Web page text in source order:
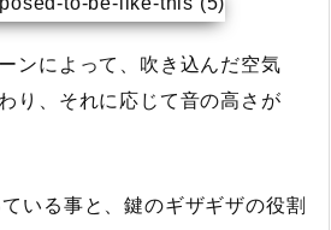
ンによって、吹き込んだ空気
り、それに応じて音の高さが
いる事と、鍵のギザギザの役割